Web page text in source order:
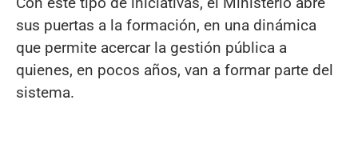
sus puertas a la formación, en una dinámica
que permite acercar la gestión pública a
quienes, en pocos años, van a formar parte del
sistema.